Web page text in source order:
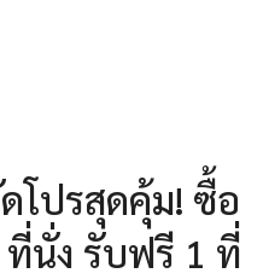
โปรสุดคุ้ม! ซื้อ
นั่ง รับฟรี 1 ที่